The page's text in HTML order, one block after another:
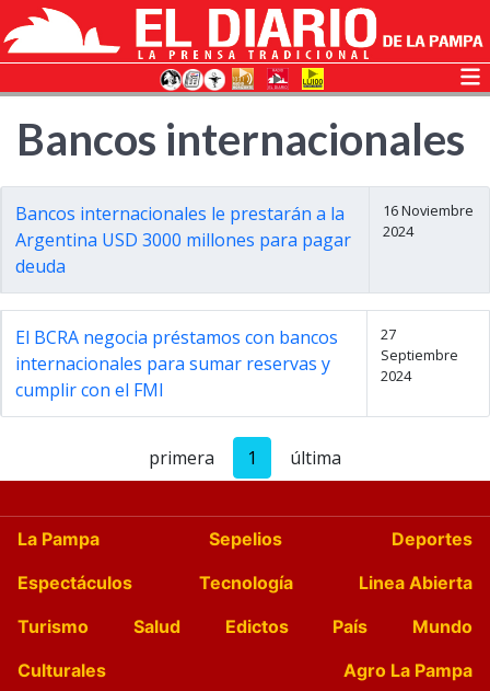
Bancos internacionales
Bancos internacionales le prestarán a la
Argentina USD 3000 millones para pagar
deuda
16 Noviembre
2024
El BCRA negocia préstamos con bancos
internacionales para sumar reservas y
cumplir con el FMI
27
Septiembre
2024
primera 1 última
La Pampa Sepelios
Deportes
Espectáculos
Tecnología
Linea Abierta
Turismo
Salud Edictos País
Mundo
Culturales
Agro La Pampa